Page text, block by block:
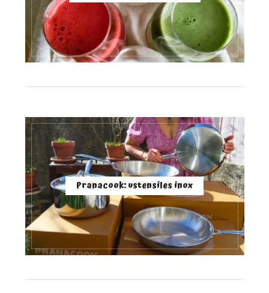
Pranacook: ustensiles inox